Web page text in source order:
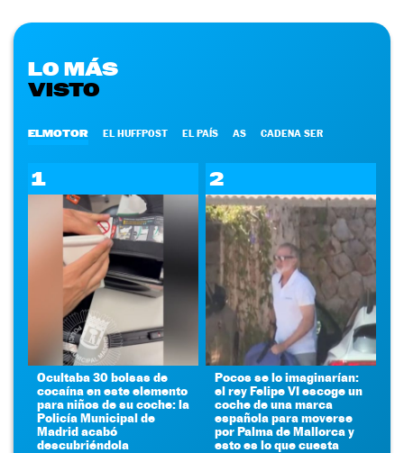
LO MÁS
VISTO
ELMOTOR EL HUFFPOST EL PAÍS AS CADENA SER
1
Ocultaba 30 bolsas de
cocaína en este elemento
para niños de su coche: la
Policía Municipal de
Madrid acabó
descubriéndola
2
Pocos se lo imaginarían:
el rey Felipe VI escoge un
coche de una marca
española para moverse
por Palma de Mallorca y
esto es lo que cuesta